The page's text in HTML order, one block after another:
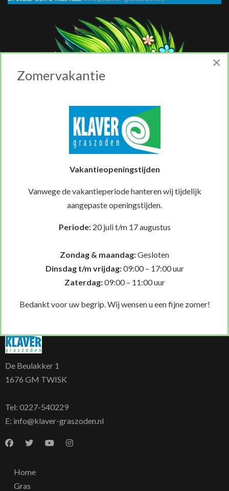
Vertegenwoordiger Klaver Graszoden
Close and go back to page
De Beulakker 1
1676 GM TWISK
Tel: 0227-540229
E: info@klaver-graszoden.nl
Home
Gras
×
Zomervakantie
Vakantieopeningstijden
Vanwege de vakantieperiode hanteren wij tijdelijk
aangepaste openingstijden.
Periode:20 juli t/m 17 augustus
Zondag & maandag:Gesloten
Dinsdag t/m vrijdag:09:00 – 17:00 uur
Zaterdag:09:00 – 11:00 uur
Bedankt voor uw begrip. Wij wensen u een fijne zomer!